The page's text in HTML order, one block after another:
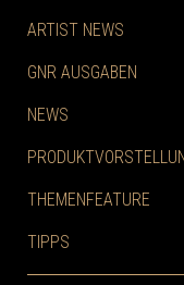
ARTIST NEWS
GNR AUSGABEN
NEWS
THEMENFEATURE
TIPPS